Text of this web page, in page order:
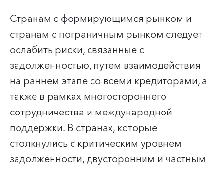
Странам с формирующимся рынком и
странам с пограничным рынком следует
ослабить риски, связанные с
задолженностью, путем взаимодействия
на раннем этапе со всеми кредиторами, а
также в рамках многостороннего
сотрудничества и международной
поддержки. В странах, которые
столкнулись с критическим уровнем
задолженности, двусторонним и частным